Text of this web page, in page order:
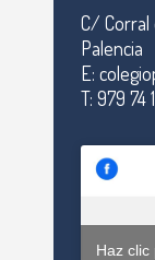
C/ Corral
Palencia
E:
T: 979 74
Haz